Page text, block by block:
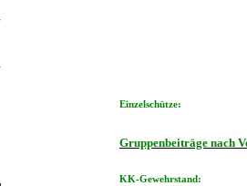
Einzelschütze:
Gruppenbeiträge nach
KK-Gewehrstand: